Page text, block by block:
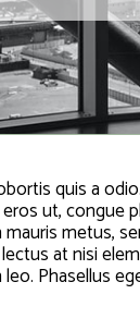
quis a
ut,
metus,
at nisi
Phasellus